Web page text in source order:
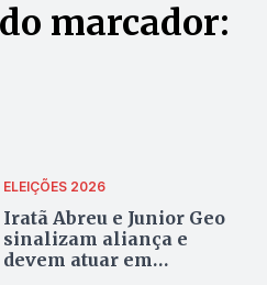
marcador:
ELEIÇÕES 2026
Iratã Abreu e Junior Geo
sinalizam aliança e
devem atuar em